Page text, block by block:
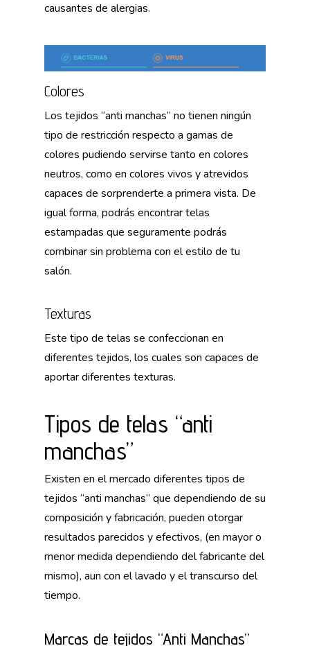
causantes de alergias.
Colores
Los tejidos “anti manchas” no tienen ningún
tipo de restricción respecto a gamas de
colores pudiendo servirse tanto en colores
neutros, como en colores vivos y atrevidos
capaces de sorprenderte a primera vista. De
igual forma, podrás encontrar telas
estampadas que seguramente podrás
combinar sin problema con el estilo de tu
salón.
Texturas
Este tipo de telas se confeccionan en
diferentes tejidos, los cuales son capaces de
aportar diferentes texturas.
Tipos de telas “anti
manchas”
Existen en el mercado diferentes tipos de
tejidos “anti manchas” que dependiendo de su
composición y fabricación, pueden otorgar
resultados parecidos y efectivos, (en mayor o
menor medida dependiendo del fabricante del
mismo), aun con el lavado y el transcurso del
tiempo.
Marcas de tejidos “Anti Manchas”